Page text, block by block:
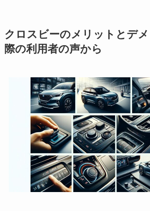
クロスビーのメリットとデ
際の利用者の声から